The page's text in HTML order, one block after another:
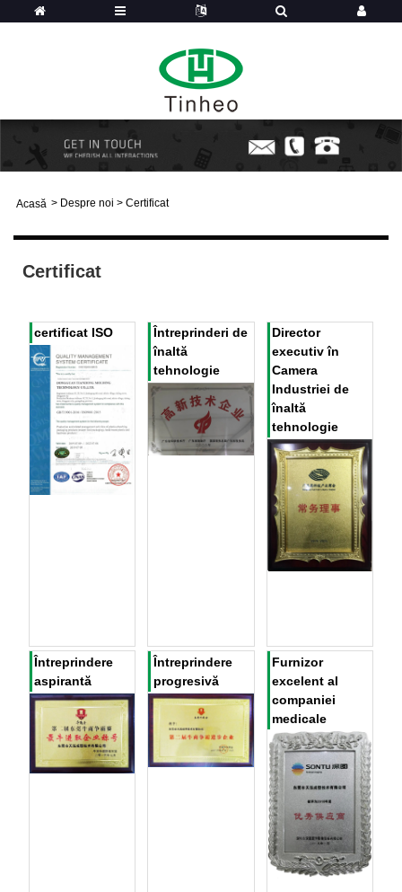
Acasă > Despre noi > Certificat
Certificat
certificat ISO
Întreprinderi de
înaltă
tehnologie
Director
executiv în
Camera
Industriei de
înaltă
tehnologie
Întreprindere
aspirantă
Întreprindere
progresivă
Furnizor
excelent al
companiei
medicale